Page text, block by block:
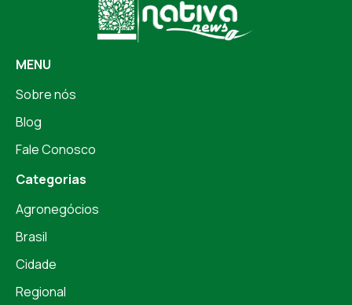
MENU
Sobre nós
Blog
Fale Conosco
Categorias
Agronegócios
Brasil
Cidade
Regional